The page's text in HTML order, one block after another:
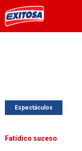
Espectáculos
Fatídico suceso